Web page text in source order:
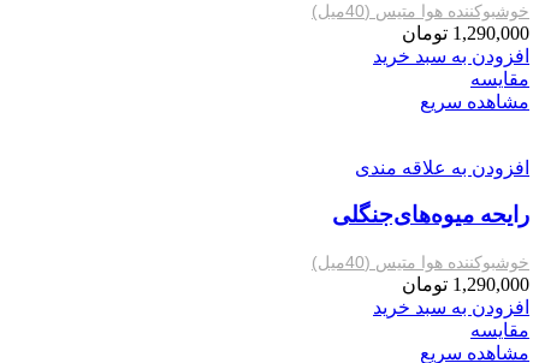
خوشبوکننده هوا متیس (40میل)
1,290,000 تومان
افزودن به سبد خرید
مقایسه
مشاهده سریع
افزودن به علاقه مندی
رایحه میوه‌های‌جنگلی
خوشبوکننده هوا متیس (40میل)
1,290,000 تومان
افزودن به سبد خرید
مقایسه
مشاهده سریع